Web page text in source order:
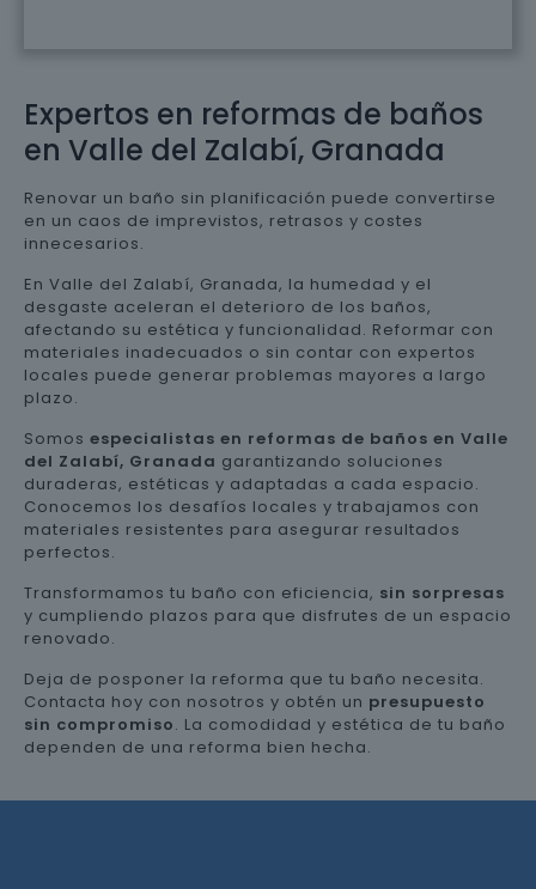
Expertos en reformas de baños
en Valle del Zalabí, Granada
Renovar un baño sin planificación puede convertirse
en un caos de imprevistos, retrasos y costes
innecesarios.
En Valle del Zalabí, Granada, la humedad y el
desgaste aceleran el deterioro de los baños,
afectando su estética y funcionalidad. Reformar con
materiales inadecuados o sin contar con expertos
locales puede generar problemas mayores a largo
plazo.
Somos especialistas en reformas de baños en Valle
del Zalabí, Granada garantizando soluciones
duraderas, estéticas y adaptadas a cada espacio.
Conocemos los desafíos locales y trabajamos con
materiales resistentes para asegurar resultados
perfectos.
Transformamos tu baño con eficiencia, sin sorpresas
y cumpliendo plazos para que disfrutes de un espacio
renovado.
Deja de posponer la reforma que tu baño necesita.
Contacta hoy con nosotros y obtén un presupuesto
sin compromiso. La comodidad y estética de tu baño
dependen de una reforma bien hecha.